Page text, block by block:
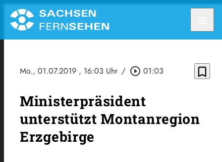
Mo., 01.07.2019 , 16:03 Uhr / play_circle_outline 01:03 bookmark_border
Ministerpräsident
unterstützt Montanregion
Erzgebirge